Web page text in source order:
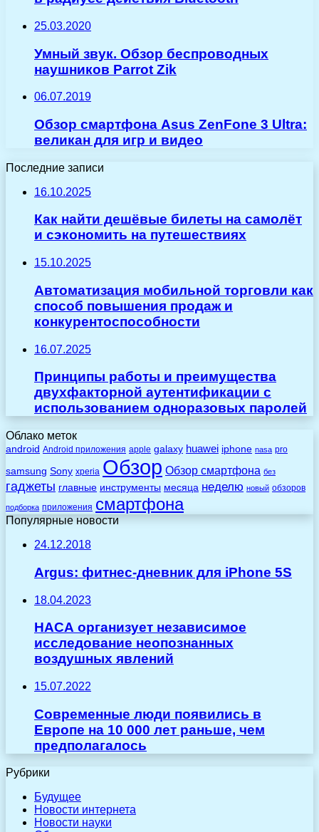
25.03.2020
Умный звук. Обзор беспроводных
наушников Parrot Zik
06.07.2019
Обзор смартфона Asus ZenFone 3 Ultra:
великан для игр и видео
Последние записи
16.10.2025
Как найти дешёвые билеты на самолёт
и сэкономить на путешествиях
15.10.2025
Автоматизация мобильной торговли как
способ повышения продаж и
конкурентоспособности
16.07.2025
Принципы работы и преимущества
двухфакторной аутентификации с
использованием одноразовых паролей
Облако меток
android Android приложения apple galaxy huawei iphone nasa pro
samsung Sony xperia Обзор Обзор смартфона без
гаджеты главные инструменты месяца неделю новый обзоров
подборка приложения смартфона
Популярные новости
24.12.2018
Argus: фитнес-дневник для iPhone 5S
18.04.2023
НАСА организует независимое
исследование неопознанных
воздушных явлений
15.07.2022
Современные люди появились в
Европе на 10 000 лет раньше, чем
предполагалось
Рубрики
Будущее
Новости интернета
Новости науки